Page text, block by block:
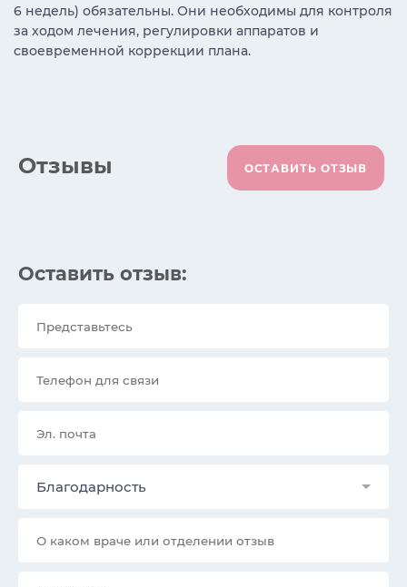
6 недель) обязательны. Они необходимы для контроля
за ходом лечения, регулировки аппаратов и
своевременной коррекции плана.
Отзывы ОСТАВИТЬ ОТЗЫВ
Оставить отзыв:
Благодарность